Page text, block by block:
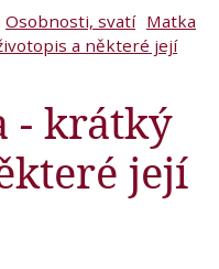
Osobnosti, svatí Matka
a některé její
- krátký
její